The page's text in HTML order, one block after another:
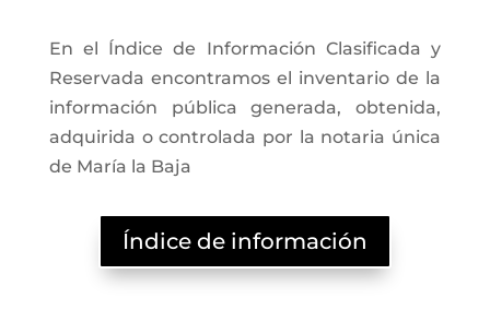
En el Índice de Información Clasificada y
Reservada encontramos el inventario de la
información pública generada, obtenida,
adquirida o controlada por la notaria única
de María la Baja
Índice de información